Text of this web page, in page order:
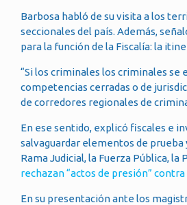
Barbosa habló de su visita a los
seccionales del país. Además,
para la función de la Fiscalía: la
“Si los criminales los criminales
competencias cerradas o de
de corredores regionales de
En ese sentido, explicó fiscales e
salvaguardar elementos de
Rama Judicial, la Fuerza Pública,
rechazan “actos de presión”
En su presentación ante los